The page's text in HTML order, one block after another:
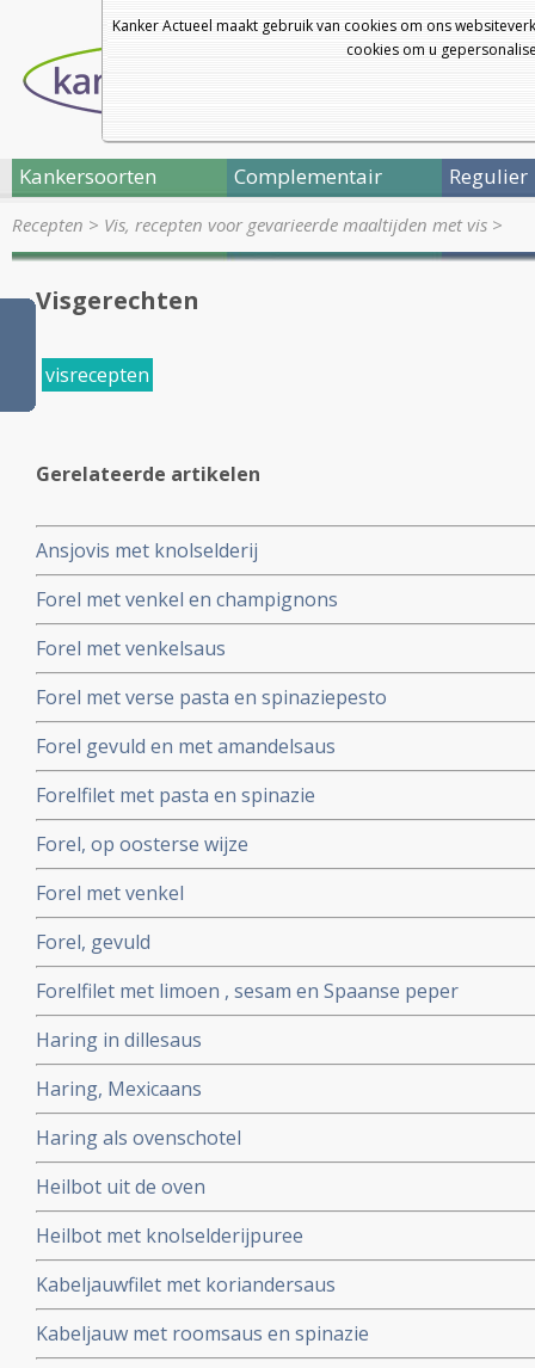
Kanker Actueel maakt gebruik van cookies om ons
cookies om u
Kankersoorten Complementair Regulier
Recepten > Vis, recepten voor gevarieerde maaltijden met vis >
Visgerechten
visrecepten
Gerelateerde artikelen
Ansjovis met knolselderij
Forel met venkel en champignons
Forel met venkelsaus
Forel met verse pasta en spinaziepesto
Forel gevuld en met amandelsaus
Forelfilet met pasta en spinazie
Forel, op oosterse wijze
Forel met venkel
Forel, gevuld
Forelfilet met limoen , sesam en Spaanse peper
Haring in dillesaus
Haring, Mexicaans
Haring als ovenschotel
Heilbot uit de oven
Heilbot met knolselderijpuree
Kabeljauwfilet met koriandersaus
Kabeljauw met roomsaus en spinazie